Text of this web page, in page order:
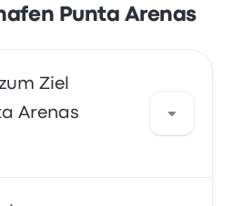
Punta Arenas
Ziel
Arenas